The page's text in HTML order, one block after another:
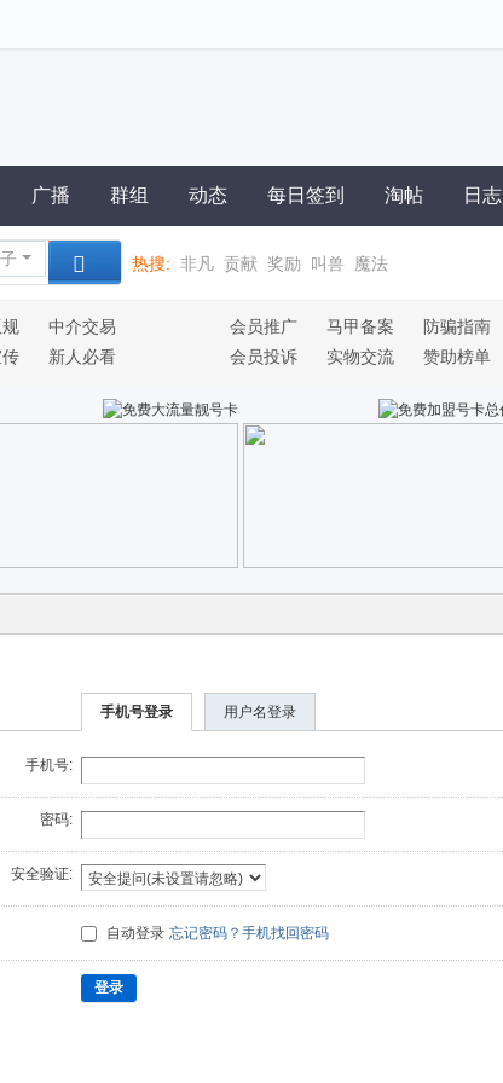
广播 群组 动态 每日签到 淘帖 日志
热搜: 非凡 贡献 奖励 叫兽 魔法
规
中介交易
新人必看
会员推广 马甲备案 防骗指南
会员投诉
实物交流 赞助榜单
手机号登录 用户名登录
手机号:
密码:
安全验证:
自动登录 忘记密码？手机找回密码
登录